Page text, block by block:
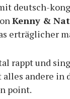
deutsch-
Kenny &
erträglicher
rappt und
andere in
point.